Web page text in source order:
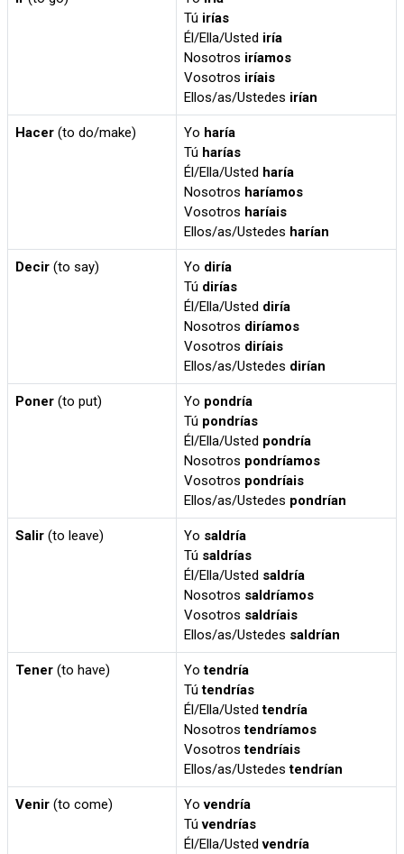
Tú irías
Él/Ella/Usted iría
Nosotros iríamos
Vosotros iríais
Ellos/as/Ustedes irían
Hacer (to do/make) Yo haría
Tú harías
Él/Ella/Usted haría
Nosotros haríamos
Vosotros haríais
Ellos/as/Ustedes harían
Decir (to say) Yo diría
Tú dirías
Él/Ella/Usted diría
Nosotros diríamos
Vosotros diríais
Ellos/as/Ustedes dirían
Poner (to put) Yo pondría
Tú pondrías
Él/Ella/Usted pondría
Nosotros pondríamos
Vosotros pondríais
Ellos/as/Ustedes pondrían
Salir (to leave) Yo saldría
Tú saldrías
Él/Ella/Usted saldría
Nosotros saldríamos
Vosotros saldríais
Ellos/as/Ustedes saldrían
Tener (to have) Yotendría
Tútendrías
Él/Ella/Ustedtendría
Nosotrostendríamos
Vosotrostendríais
Ellos/as/Ustedestendrían
Venir (to come) Yovendría
Túvendrías
Él/Ella/Ustedvendría